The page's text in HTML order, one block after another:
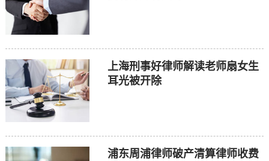
上海刑事好律师解读老师扇女生
耳光被开除
浦东周浦律师破产清算律师收费